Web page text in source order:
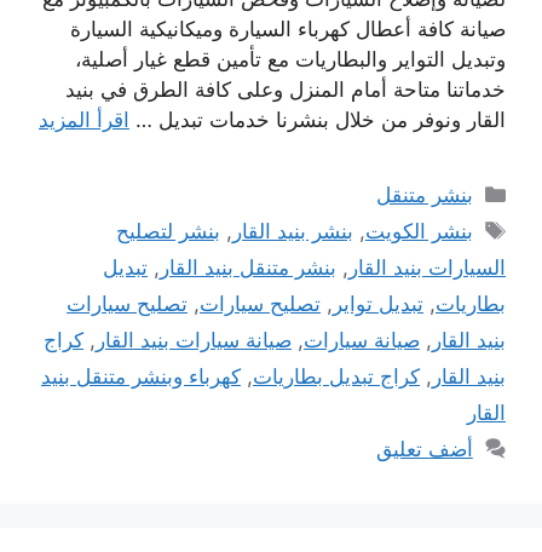
صيانة كافة أعطال كهرباء السيارة وميكانيكية السيارة
وتبديل التواير والبطاريات مع تأمين قطع غيار أصلية،
خدماتنا متاحة أمام المنزل وعلى كافة الطرق في بنيد
القار ونوفر من خلال بنشرنا خدمات تبديل … اقرأ المزيد
التصنيفات
بنشر متنقل
الوسوم
بنشر الكويت, بنشر بنيد القار , بنشر لتصليح
السيارات بنيد القار , بنشر متنقل بنيد القار , تبديل
بطاريات, تبديل تواير , تصليح سيارات, تصليح سيارات
بنيد القار , صيانة سيارات, صيانة سيارات بنيد القار , كراج
بنيد القار , كراج تبديل بطاريات, كهرباء وبنشر متنقل بنيد
القار
أضف تعليق